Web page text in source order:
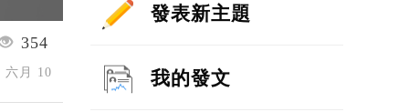
354
六月 10
發表新主題
我的發文